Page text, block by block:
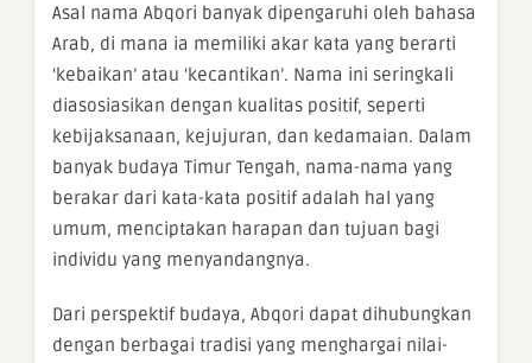
Asal nama Abqori banyak dipengaruhi oleh bahasa
Arab, di mana ia memiliki akar kata yang berarti
‘kebaikan’ atau ‘kecantikan’. Nama ini seringkali
diasosiasikan dengan kualitas positif, seperti
kebijaksanaan, kejujuran, dan kedamaian. Dalam
banyak budaya Timur Tengah, nama-nama yang
berakar dari kata-kata positif adalah hal yang
umum, menciptakan harapan dan tujuan bagi
individu yang menyandangnya.
Dari perspektif budaya, Abqori dapat dihubungkan
dengan berbagai tradisi yang menghargai nilai-